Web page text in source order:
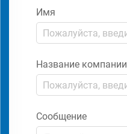
Имя
Название компании
Сообщение